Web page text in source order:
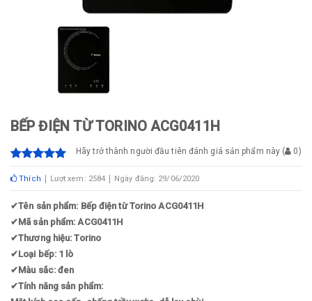
BẾP ĐIỆN TỪ TORINO ACG0411H
Hãy trở thành người đầu tiên đánh giá sản phẩm này ( 0)
Thích Lượt xem: 2584 Ngày đăng: 29/06/2020
✔Tên sản phẩm: Bếp điện từ Torino ACG0411H
✔Mã sản phẩm: ACG0411H
✔Thương hiệu: Torino
✔Loại bếp: 1 lò
✔Màu sắc: đen
✔Tính năng sản phẩm: